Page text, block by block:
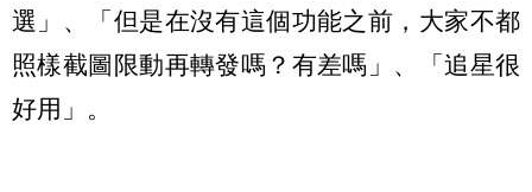
選」、「但是在沒有這個功能之前，大家不都
照樣截圖限動再轉發嗎？有差嗎」、「追星很
好用」。